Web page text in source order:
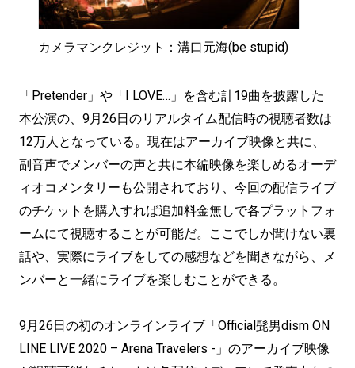
カメラマンクレジット：溝口元海(be stupid)
「Pretender」や「I LOVE…」を含む計19曲を披露した
本公演の、9月26日のリアルタイム配信時の視聴者数は
12万人となっている。現在はアーカイブ映像と共に、
副音声でメンバーの声と共に本編映像を楽しめるオーデ
ィオコメンタリーも公開されており、今回の配信ライブ
のチケットを購入すれば追加料金無しで各プラットフォ
ームにて視聴することが可能だ。ここでしか聞けない裏
話や、実際にライブをしての感想などを聞きながら、メ
ンバーと一緒にライブを楽しむことができる。
9月26日の初のオンラインライブ「Official髭男dism ON
LINE LIVE 2020 – Arena Travelers -」のアーカイブ映像